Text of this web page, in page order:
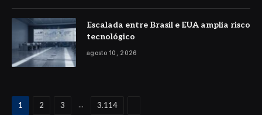
Escalada entre Brasil e EUA amplia risco
tecnológico
agosto 10, 2026
1 2 3 ... 3.114